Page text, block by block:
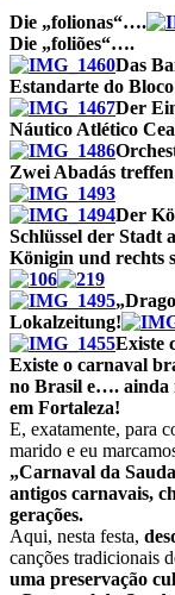
Die „folionas“….
Die „foliões“….
Das
Estandarte do Bloco
Der
Náutico Atlético
Zwei Abadás
Der
Schlüssel der Stadt
Königin und rechts
Lokalzeitung!
Existe
Existe o carnaval
no Brasil e…. ainda
em Fortaleza!
E, exatamente, para
marido e eu
„Carnaval da
antigos carnavais,
gerações.
Aqui, nesta festa,
canções tradicionais
uma preservação